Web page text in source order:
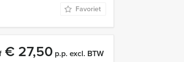
Favoriet
€ 27,50 p.p. excl. BTW